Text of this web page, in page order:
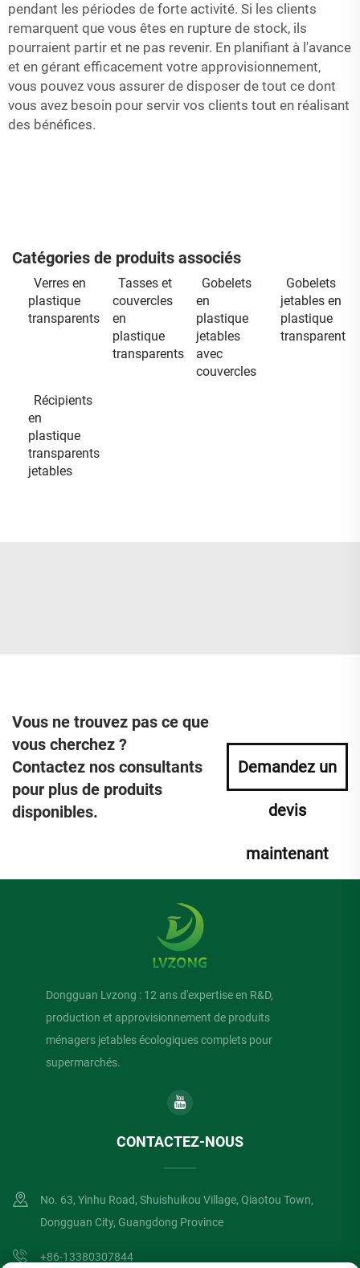
pendant les périodes de forte activité. Si les clients
remarquent que vous êtes en rupture de stock, ils
pourraient partir et ne pas revenir. En planifiant à l'avance
et en gérant efficacement votre approvisionnement,
vous pouvez vous assurer de disposer de tout ce dont
vous avez besoin pour servir vos clients tout en réalisant
des bénéfices.
Catégories de produits associés
Verres en
plastique
transparents
Tasses et
couvercles
en
plastique
transparents
Gobelets
en
plastique
jetables
avec
couvercles
Gobelets
jetables en
plastique
transparent
Récipients
en
plastique
transparents
jetables
Vous ne trouvez pas ce que
vous cherchez ?
Contactez nos consultants
pour plus de produits
disponibles.
Demandez un
devis
maintenant
Dongguan Lvzong : 12 ans d'expertise en R&D,
production et approvisionnement de produits
ménagers jetables écologiques complets pour
supermarchés.
CONTACTEZ-NOUS
No. 63, Yinhu Road, Shuishuikou Village, Qiaotou Town,
Dongguan City, Guangdong Province
+86-13380307844